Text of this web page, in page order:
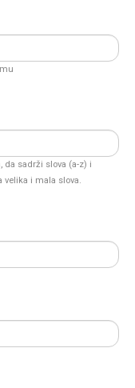
sadrži slova (a-z) i
velika i mala slova.